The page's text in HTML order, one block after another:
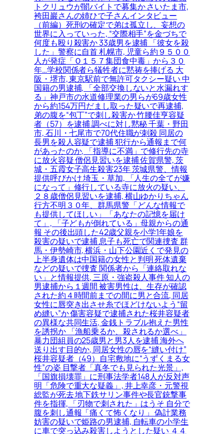
トクリュウが闇バイトで募集か さいたま市,
袴田巖さんの姉ひで子さんインタビュー
（前編）死刑の確定で弟は孤立し、妄想の
世界に入っていった, “交際相手”を金づちで
何度も殴り殺害か 33歳男を逮捕 「彼女を殺
した」警察に自首 札幌市, 児童ら約９５００
人が発症「Ｏ１５７集団食中毒」から３０
年…学校関係者ら犠牲者に黙祷を捧げる 大
阪・堺市, 東京駅前で無許可タクシー疑い 中
国籍の男逮捕, 「全部交換しないと水漏れす
る」神戸市の水道修理業の男らが69歳女性
から約154万円だまし取った疑いで再逮捕,
弟の腹を“包丁”で刺し殺害か 竹腰佳亨容疑
者（57）を逮捕 調べに対し黙秘 千葉・野田
市, 石川・七尾市で70代住職が刺殺 同居の
長男を殺人容疑で逮捕 犯行から通報まで何
があったのか, 「指導に不満」で修行先の寺
に放火容疑 僧侶見習いを逮捕 佐賀県警, 茨
城・五霞女子高生殺害23年 茨城県警、情報
提供呼びかけ 埼玉・草加, 「人生の全てが嫌
になって」修行している寺に放火の疑い、
２８歳僧侶見習いを逮捕, 横山ゆかりちゃん
行方不明３０年、群馬県警「どんな情報で
も提供してほしい」「あなたの記憶を届け
て」, 「子どもが倒れている」母親からの通
報 その後出頭した42歳父親を小学1年娘を
殺害の疑いで逮捕 息子も死亡で関連捜査 群
馬・伊勢崎市, 横浜・山下公園近くで発見の
上半身遺体は中国籍の女性と判明 死体遺棄
などの疑いで捜査 関係者から「連絡取れな
い」と情報提供, 三原・強盗殺人事件 知人の
男逮捕から１週間 被害男性は、生存が確認
された約４時間前までの間に男と合流, 同居
女性に唇突き出させ糸でほどけないよう“留
め縫い”か 傷害容疑で逮捕された桜井容疑者
の異様な共同生活, 金銭トラブル抱えた男性
を誘拐か 「漁船乗るか、殺されるか選べ」
暴力団組員の25歳男と男3人を逮捕 海外へ
送り出す目的か, 同居女性の唇を“縫い付け”
桜井容疑者（49）自宅敷地に“うずくまる女
性”の姿 目撃者「真冬でも見られた光景」,
「国旗損壊罪」に刑事法学者148人が反対声
明「危険で重大な疑義」, 井上幸彦・元警視
総監が死去 地下鉄サリン事件や長官銃撃事
件を指揮, 「刃物で刺された」はうそ 自分で
腹を刺し通報「痛くて怖くなり」 偽計業務
妨害の疑いで姫路の男逮捕, 自転車の小学生
に車で突っ込み殺害しようとした疑い ４４